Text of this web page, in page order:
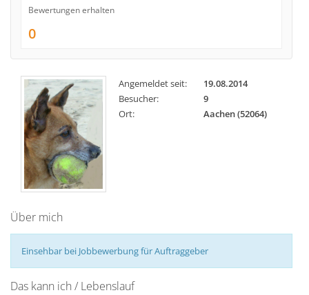
Bewertungen erhalten
0
Angemeldet seit:
19.08.2014
Besucher:
9
Ort:
Aachen (52064)
Über mich
Einsehbar bei Jobbewerbung für Auftraggeber
Das kann ich / Lebenslauf